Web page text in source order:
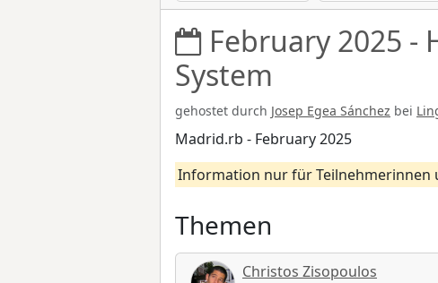
February 2025 -
System
gehostet durch Josep Egea Sánchez bei
Madrid.rb - February 2025
Information nur für Teilnehmerinnen
Themen
Christos Zisopoulos